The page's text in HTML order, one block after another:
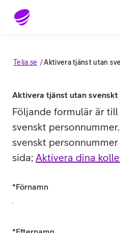
Gå till sidans innehåll
Telia.se Aktivera tjänst utan
Aktivera tjänst utan svenskt
Följande formulär är
svenskt
svenskt
sida; Aktivera dina
*Förnamn